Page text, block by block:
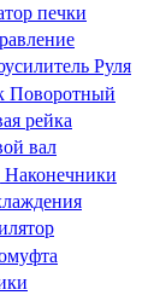
печки
Руля
Поворотный
рейка
вал
Наконечники